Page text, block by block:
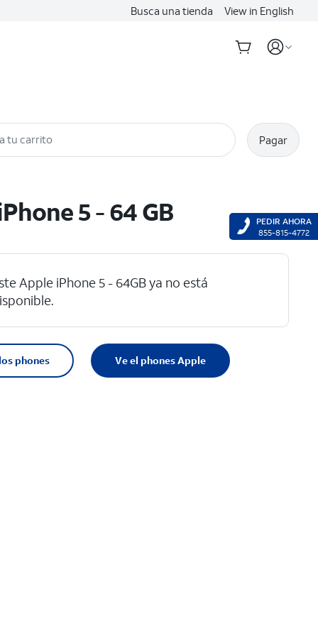
Busca una tienda View in English
tu carrito Pagar
5 - 64 GB
Apple iPhone 5 - 64GB ya no está
phones Ve el phones Apple
PEDIR AHORA
855-815-4772